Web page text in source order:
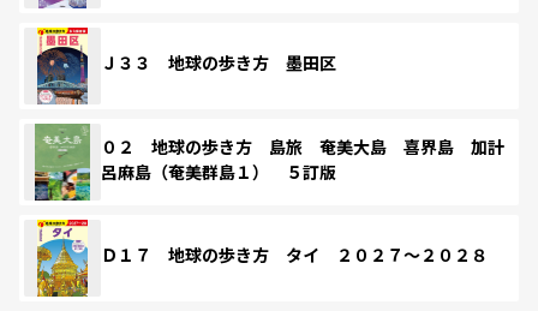
Ｊ３３ 地球の歩き方 墨田区
０２ 地球の歩き方 島旅 奄美大島 喜界島 加計
呂麻島（奄美群島１） ５訂版
Ｄ１７ 地球の歩き方 タイ ２０２７～２０２８